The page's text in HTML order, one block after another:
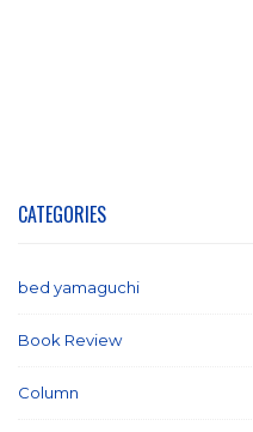
CATEGORIES
bed yamaguchi
Book Review
Column